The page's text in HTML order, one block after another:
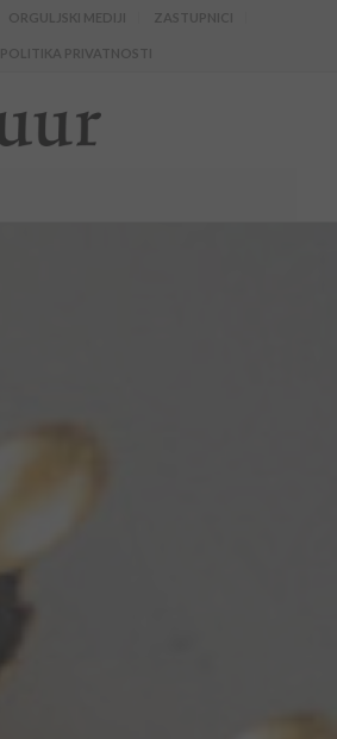
ORGULJSKI MEDIJI ZASTUPNICI
POLITIKA PRIVATNOSTI